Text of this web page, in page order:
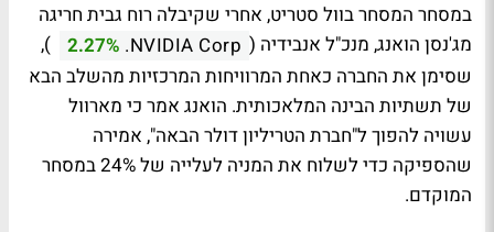
במסחר המסחר בוול סטריט, אחרי שקיבלה רוח גבית חריגה
מג'נסן הואנג, מנכ"ל אנבידיה ( NVIDIA Corp.
2.27%
),
שסימן את החברה כאחת המרוויחות המרכזיות מהשלב הבא
של תשתיות הבינה המלאכותית. הואנג אמר כי מארוול
עשויה להפוך ל"חברת הטריליון דולר הבאה", אמירה
שהספיקה כדי לשלוח את המניה לעלייה של 24% במסחר
המוקדם.